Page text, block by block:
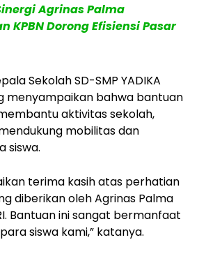
Agrinas Palma
KPBN Dorong Efisiensi Pasar
Sekolah SD-SMP YADIKA
menyampaikan bahwa bantuan
aktivitas sekolah,
mobilitas dan
siswa.
terima kasih atas perhatian
diberikan oleh Agrinas Palma
Bantuan ini sangat bermanfaat
siswa kami,” katanya.